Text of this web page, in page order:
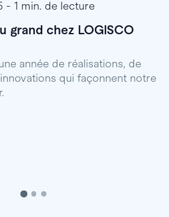
- 1 min. de lecture
grand chez LOGISCO
année de réalisations, de
qui façonnent notre